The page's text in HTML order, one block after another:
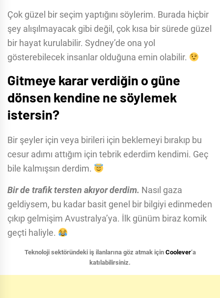
Çok güzel bir seçim yaptığını söylerim. Burada hiçbir
şey alışılmayacak gibi değil, çok kısa bir sürede güzel
bir hayat kurulabilir. Sydney’de ona yol
gösterebilecek insanlar olduğuna emin olabilir.
Gitmeye karar verdiğin o güne
dönsen kendine ne söylemek
istersin?
Bir şeyler için veya birileri için beklemeyi bırakıp bu
cesur adımı attığım için tebrik ederdim kendimi. Geç
bile kalmışsın derdim.
Bir de trafik tersten akıyor derdim. Nasıl gaza
geldiysem, bu kadar basit genel bir bilgiyi edinmeden
çıkıp gelmişim Avustralya’ya. İlk günüm biraz komik
geçti haliyle.
Teknoloji sektöründeki iş ilanlarına göz atmak için Coolever‘a
katılabilirsiniz.